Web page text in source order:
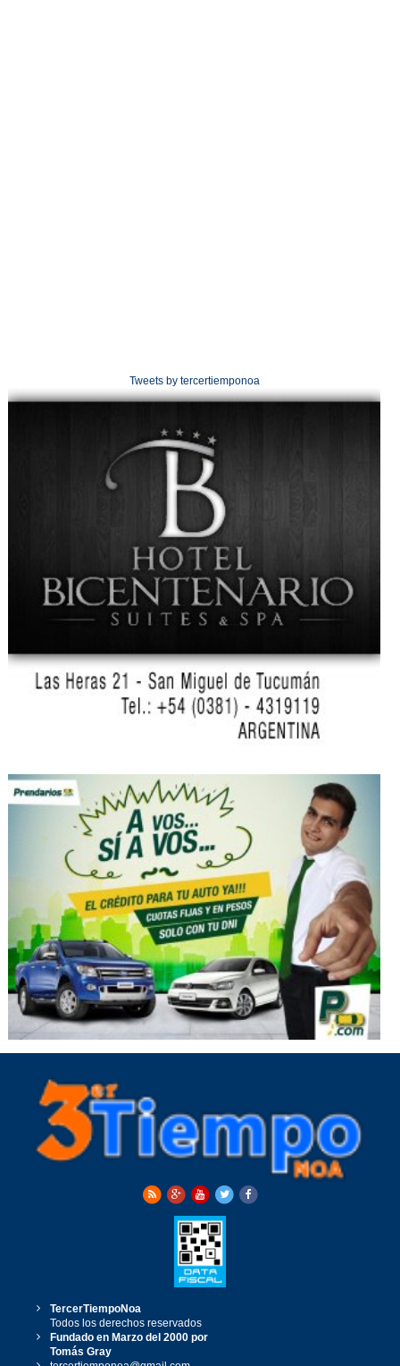
Tweets by tercertiemponoa
TercerTiempoNoa
Todos los derechos reservados
Fundado en Marzo del 2000 por
Tomás Gray